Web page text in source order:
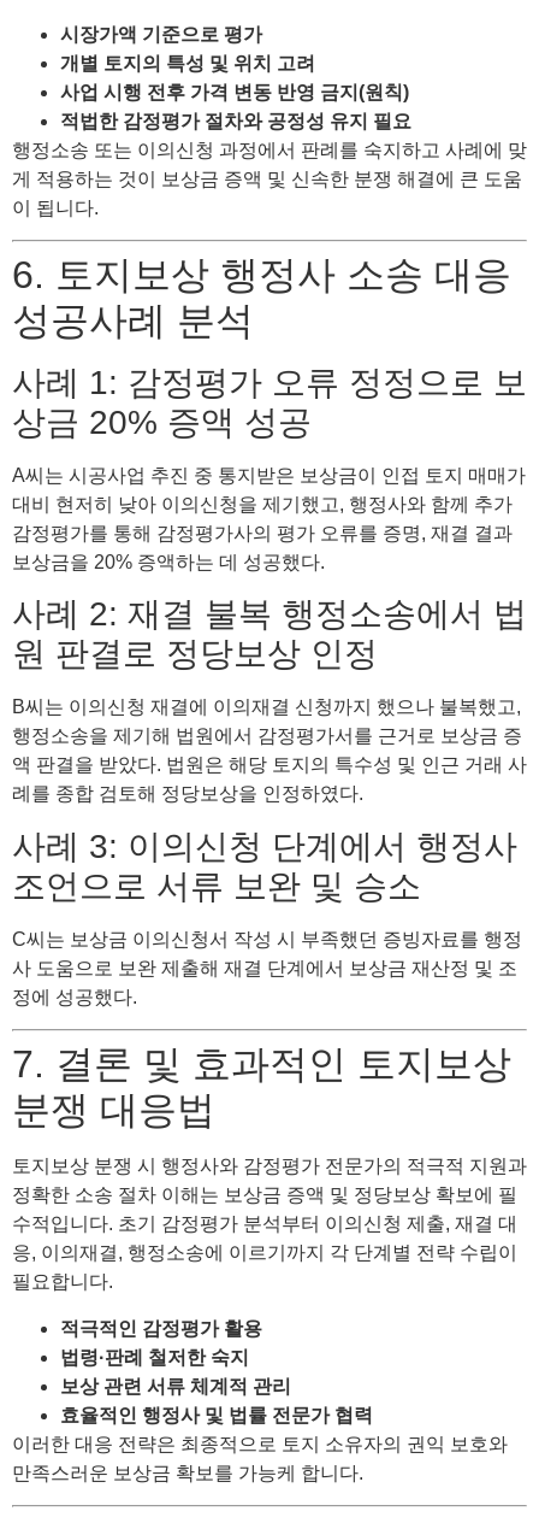
시장가액 기준으로 평가
개별 토지의 특성 및 위치 고려
사업 시행 전후 가격 변동 반영 금지(원칙)
적법한 감정평가 절차와 공정성 유지 필요
행정소송 또는 이의신청 과정에서 판례를 숙지하고 사례에 맞
게 적용하는 것이 보상금 증액 및 신속한 분쟁 해결에 큰 도움
이 됩니다.
6. 토지보상 행정사 소송 대응
성공사례 분석
사례 1: 감정평가 오류 정정으로 보
상금 20% 증액 성공
A씨는 시공사업 추진 중 통지받은 보상금이 인접 토지 매매가
대비 현저히 낮아 이의신청을 제기했고, 행정사와 함께 추가
감정평가를 통해 감정평가사의 평가 오류를 증명, 재결 결과
보상금을 20% 증액하는 데 성공했다.
사례 2: 재결 불복 행정소송에서 법
원 판결로 정당보상 인정
B씨는 이의신청 재결에 이의재결 신청까지 했으나 불복했고,
행정소송을 제기해 법원에서 감정평가서를 근거로 보상금 증
액 판결을 받았다. 법원은 해당 토지의 특수성 및 인근 거래 사
례를 종합 검토해 정당보상을 인정하였다.
사례 3: 이의신청 단계에서 행정사
조언으로 서류 보완 및 승소
C씨는 보상금 이의신청서 작성 시 부족했던 증빙자료를 행정
사 도움으로 보완 제출해 재결 단계에서 보상금 재산정 및 조
정에 성공했다.
7. 결론 및 효과적인 토지보상
분쟁 대응법
토지보상 분쟁 시 행정사와 감정평가 전문가의 적극적 지원과
정확한 소송 절차 이해는 보상금 증액 및 정당보상 확보에 필
수적입니다. 초기 감정평가 분석부터 이의신청 제출, 재결 대
응, 이의재결, 행정소송에 이르기까지 각 단계별 전략 수립이
필요합니다.
적극적인 감정평가 활용
법령·판례 철저한 숙지
보상 관련 서류 체계적 관리
효율적인 행정사 및 법률 전문가 협력
이러한 대응 전략은 최종적으로 토지 소유자의 권익 보호와
만족스러운 보상금 확보를 가능케 합니다.